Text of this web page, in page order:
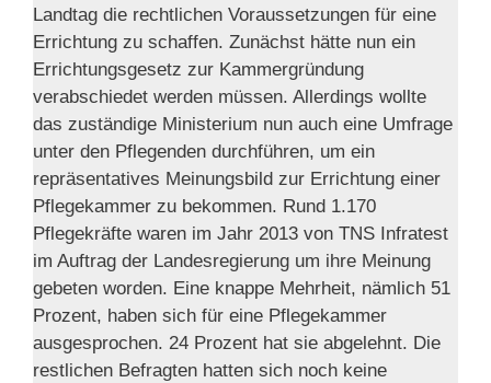
Landtag die rechtlichen Voraussetzungen für eine
Errichtung zu schaffen. Zunächst hätte nun ein
Errichtungsgesetz zur Kammergründung
verabschiedet werden müssen. Allerdings wollte
das zuständige Ministerium nun auch eine Umfrage
unter den Pflegenden durchführen, um ein
repräsentatives Meinungsbild zur Errichtung einer
Pflegekammer zu bekommen. Rund 1.170
Pflegekräfte waren im Jahr 2013 von TNS Infratest
im Auftrag der Landesregierung um ihre Meinung
gebeten worden. Eine knappe Mehrheit, nämlich 51
Prozent, haben sich für eine Pflegekammer
ausgesprochen. 24 Prozent hat sie abgelehnt. Die
restlichen Befragten hatten sich noch keine